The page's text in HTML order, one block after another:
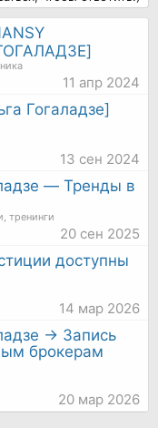
11 апр 2024
Гогаладзе]
13 сен 2024
― Тренды в
тренинги
20 сен 2025
доступны
14 мар 2026
→ Запись
брокерам
20 мар 2026